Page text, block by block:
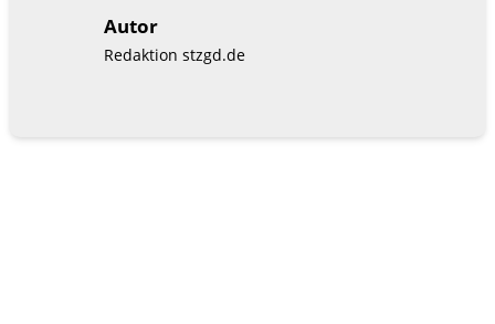
Autor
Redaktion stzgd.de